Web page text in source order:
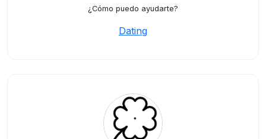
¿Cómo puedo ayudarte?
Dating